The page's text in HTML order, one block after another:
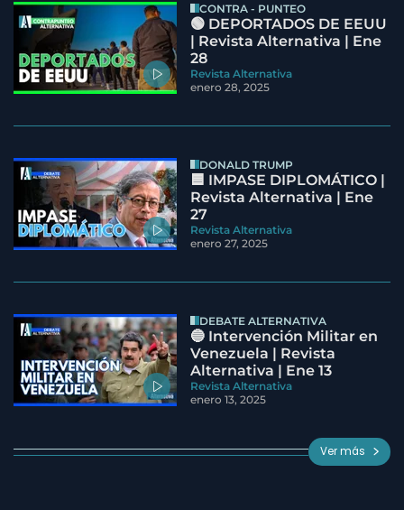
CONTRA - PUNTEO
🟢 DEPORTADOS DE EEUU
| Revista Alternativa | Ene
28
Revista Alternativa
enero 28, 2025
DONALD TRUMP
🟦 IMPASE DIPLOMÁTICO |
Revista Alternativa | Ene
27
Revista Alternativa
enero 27, 2025
DEBATE ALTERNATIVA
🔵 Intervención Militar en
Venezuela | Revista
Alternativa | Ene 13
Revista Alternativa
enero 13, 2025
Ver más